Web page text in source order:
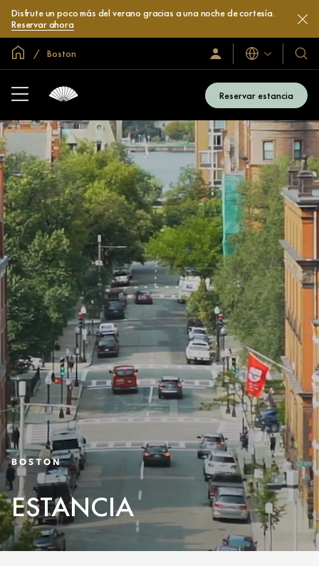
Disfrute un poco más del verano gracias a una noche de cortesía.
Reservar ahora
Inicio Boston
Iniciar
sesión
Unirse
ahora
Idiomas
Reservar estancia
BOSTON
ESTANCIA